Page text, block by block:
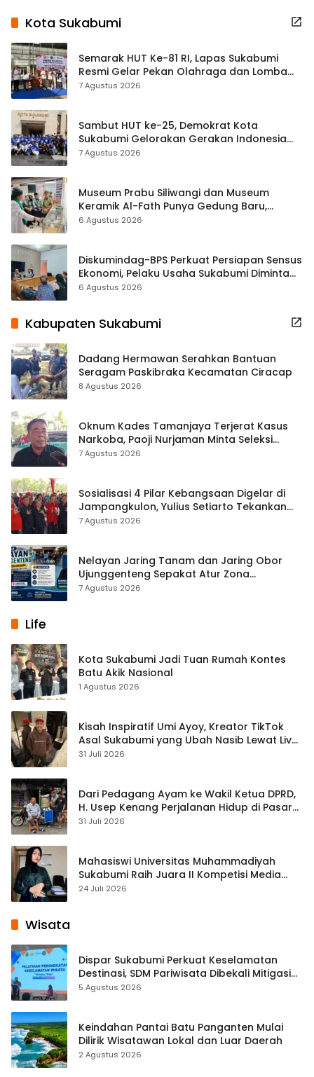
Kota Sukabumi
Semarak HUT Ke-81 RI, Lapas Sukabumi
Resmi Gelar Pekan Olahraga dan Lomba
Tradisional
7 Agustus 2026
Sambut HUT ke-25, Demokrat Kota
Sukabumi Gelorakan Gerakan Indonesia
ASRI Lewat Aksi Bersih Masjid Agung
7 Agustus 2026
Museum Prabu Siliwangi dan Museum
Keramik Al-Fath Punya Gedung Baru,
Hampir 500 Koleksi Dipisahkan
6 Agustus 2026
Diskumindag-BPS Perkuat Persiapan Sensus
Ekonomi, Pelaku Usaha Sukabumi Diminta
Terbuka Beri Data
6 Agustus 2026
Kabupaten Sukabumi
Dadang Hermawan Serahkan Bantuan
Seragam Paskibraka Kecamatan Ciracap
8 Agustus 2026
Oknum Kades Tamanjaya Terjerat Kasus
Narkoba, Paoji Nurjaman Minta Seleksi
Calon Kades Diperketat
7 Agustus 2026
Sosialisasi 4 Pilar Kebangsaan Digelar di
Jampangkulon, Yulius Setiarto Tekankan
Pentingnya Persatuan
7 Agustus 2026
Nelayan Jaring Tanam dan Jaring Obor
Ujunggenteng Sepakat Atur Zona
Penangkapan
7 Agustus 2026
Life
Kota Sukabumi Jadi Tuan Rumah Kontes
Batu Akik Nasional
1 Agustus 2026
Kisah Inspiratif Umi Ayoy, Kreator TikTok
Asal Sukabumi yang Ubah Nasib Lewat Live
Streaming
31 Juli 2026
Dari Pedagang Ayam ke Wakil Ketua DPRD,
H. Usep Kenang Perjalanan Hidup di Pasar
Cisaat
31 Juli 2026
Mahasiswi Universitas Muhammadiyah
Sukabumi Raih Juara II Kompetisi Media
Pembelajaran Digital Tingkat Internasional
24 Juli 2026
Wisata
Dispar Sukabumi Perkuat Keselamatan
Destinasi, SDM Pariwisata Dibekali Mitigasi
hingga Teknik Evakuasi
5 Agustus 2026
Keindahan Pantai Batu Panganten Mulai
Dilirik Wisatawan Lokal dan Luar Daerah
2 Agustus 2026